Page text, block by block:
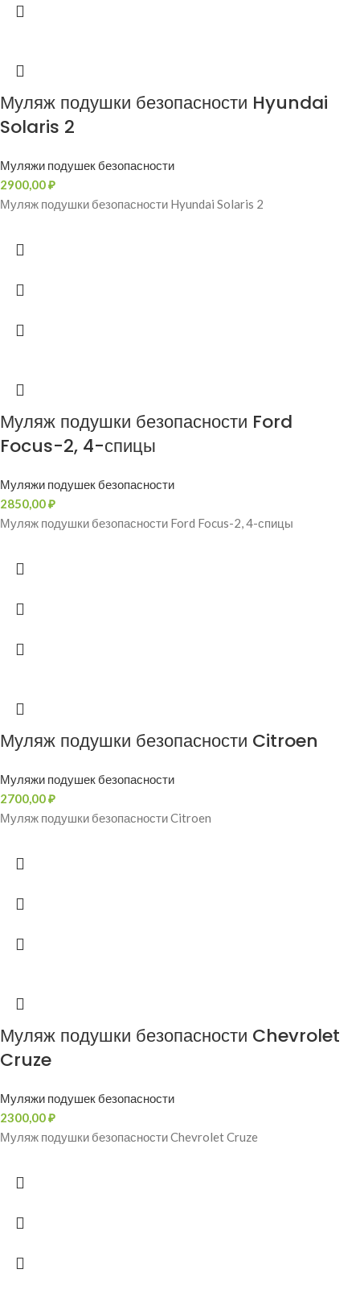
Муляж подушки безопасности Hyundai
Solaris 2
Муляжи подушек безопасности
2900,00₽
Муляж подушки безопасности Hyundai Solaris 2
Муляж подушки безопасности Ford
Focus-2, 4-спицы
Муляжи подушек безопасности
2850,00₽
Муляж подушки безопасности Ford Focus-2, 4-спицы
Муляж подушки безопасности Citroen
Муляжи подушек безопасности
2700,00₽
Муляж подушки безопасности Citroen
Муляж подушки безопасности Chevrolet
Cruze
Муляжи подушек безопасности
2300,00₽
Муляж подушки безопасности Chevrolet Cruze